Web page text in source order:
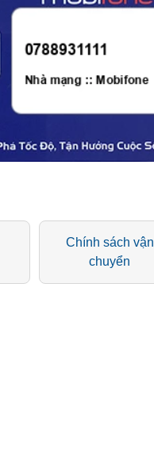
Chính sách vận
chuyển